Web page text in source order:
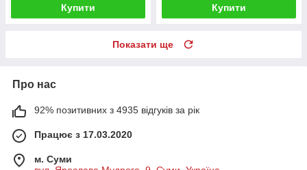
Купити Купити
Показати ще
Про нас
92% позитивних з 4935 відгуків за рік
Працює з 17.03.2020
м. Суми